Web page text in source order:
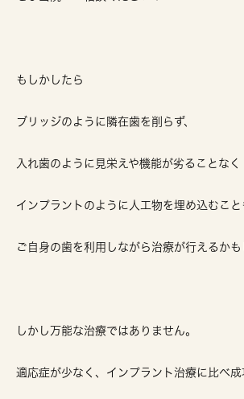
もしかしたら
ブリッジのように隣在歯を削らず、
入れ歯のように見栄えや機能が劣ることなく
インプラントのように人工物を埋め込むこと
ご自身の歯を利用しながら治療が行えるかも
しかし万能な治療ではありません。
適応症が少なく、インプラント治療に比べ